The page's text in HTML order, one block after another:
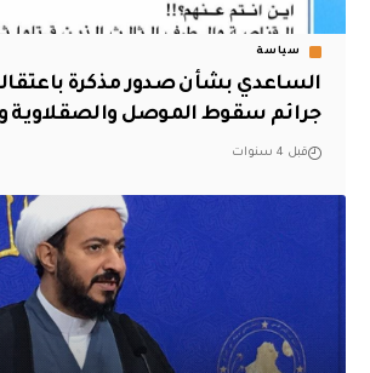
سياسة
الساعدي بشأن صدور مذكرة
جرائم سقوط الموصل والصقلاوية
قبل 4 سنوات